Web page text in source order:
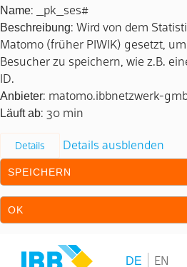
Name: _pk_ses#
Beschreibung: Wird von dem
Matomo (früher PIWIK) gesetzt,
Besucher zu speichern, wie z.B.
ID.
Anbieter: matomo.ibbnetzwerk-
Läuft ab: 30 min
Details Details ausblenden
SPEICHERN
OK
DE EN